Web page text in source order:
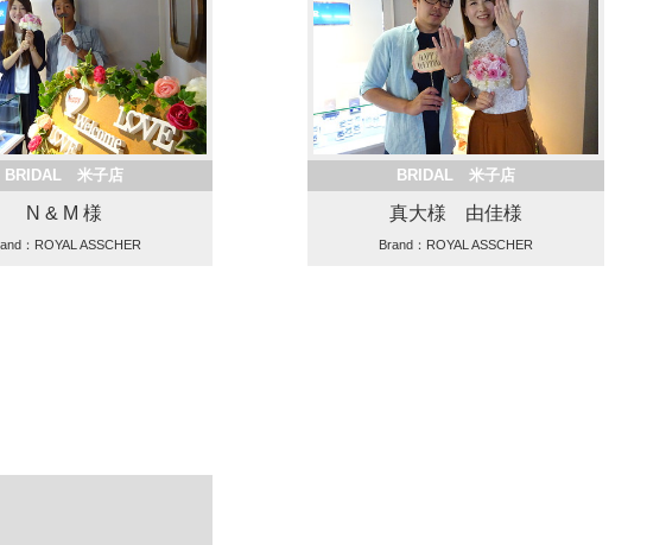
BRIDAL 米子店
N & M 様
：ROYAL ASSCHER
BRIDAL 米子店
真大様 由佳様
Brand：ROYAL ASSCHER